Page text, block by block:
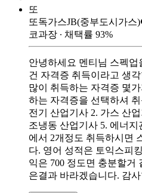
또
또독가스JB(중부도시가스)
코과장 ∙ 채택률 93%
안녕하세요 멘티님 스펙
건 자격증 취득이라고 생
많이 취득하는 자격증 몇
하는 자격증을 선택하셔
전기 산업기사 2. 가스 산
조냉동 산업기사 5. 에너
에서 2개정도 취득하시면
다. 영어 성적은 토익스피
익은 700 정도면 충분할거
은결과 바라겠습니다. 감